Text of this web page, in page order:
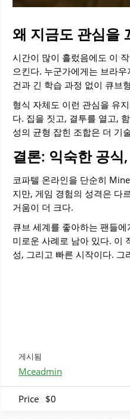
왜 지금도 관심을
시간이 많이 흘렀음에도 이
으킨다. 누군가에게는 브라
건과 긴 학습 과정 없이 큐브
형식 자체도 이런 관심을 유
다. 집을 짓고, 결투를 열고,
성의 균형 잡힌 조합은 더 기
결론: 익숙한 공
코파텔 온라인을 단순히
지만, 게임 경험의 성격은 다
거움이 더 크다.
큐브 세계를 좋아하는 팬들
미로운 사례로 남아 있다. 이
성, 그리고 빠른 시작이다.
게시됨
Mceadmin
Price $0